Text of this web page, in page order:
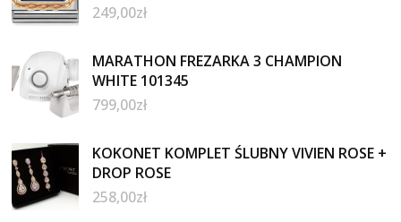
249,00zł
MARATHON FREZARKA 3 CHAMPION
WHITE 101345
799,00zł
KOKONET KOMPLET ŚLUBNY VIVIEN ROSE +
DROP ROSE
258,00zł